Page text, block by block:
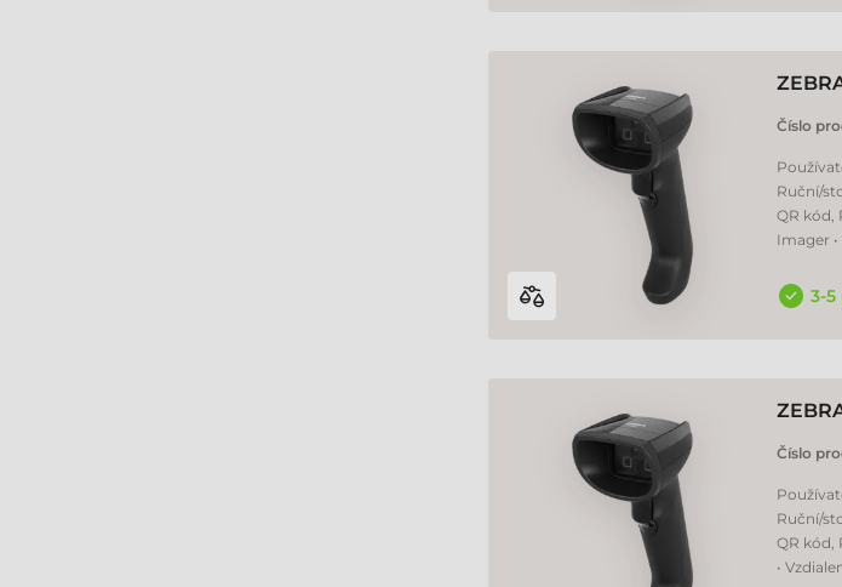
Číslo
Ruční/
QR kód,
Imager
3-
Číslo
Ruční/
QR kód,
•